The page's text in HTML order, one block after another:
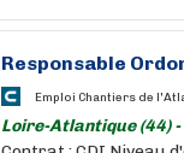
Responsable
Emploi Chantiers de
Loire-Atlantique (44) -